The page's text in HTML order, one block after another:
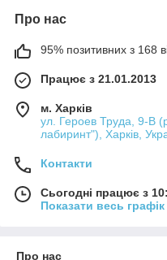
Про нас
95% позитивних з 168
Працює з 21.01.2013
м. Харків
ул. Героев Труда, 9-В
лабиринт"), Харків,
Контакти
Сьогодні працює з
Показати весь
Про нас